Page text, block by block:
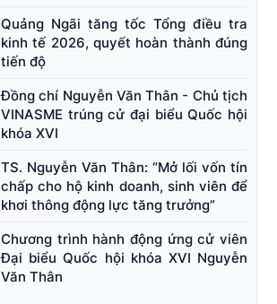
Quảng Ngãi tăng tốc Tổng điều tra
kinh tế 2026, quyết hoàn thành đúng
tiến độ
Đồng chí Nguyễn Văn Thân - Chủ tịch
VINASME trúng cử đại biểu Quốc hội
khóa XVI
TS. Nguyễn Văn Thân: “Mở lối vốn tín
chấp cho hộ kinh doanh, sinh viên để
khơi thông động lực tăng trưởng”
Chương trình hành động ứng cử viên
Đại biểu Quốc hội khóa XVI Nguyễn
Văn Thân